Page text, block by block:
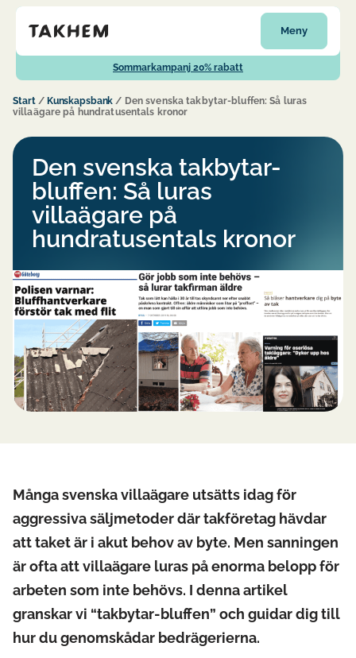
Meny
Sommarkampanj 20% rabatt
Start/ Kunskapsbank / Den svenska takbytar-bluffen: Så luras
villaägare på hundratusentals kronor
Den svenska takbytar-
bluffen: Så luras
villaägare på
hundratusentals kronor
Många svenska villaägare utsätts idag för
aggressiva säljmetoder där takföretag hävdar
att taket är i akut behov av byte. Men sanningen
är ofta att villaägare luras på enorma belopp för
arbeten som inte behövs. I denna artikel
granskar vi “takbytar-bluffen” och guidar dig till
hur du genomskådar bedrägerierna.